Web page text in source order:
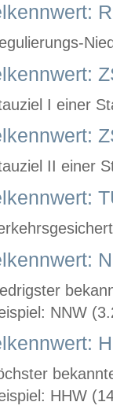
I einer
II einer
NNW
HHW